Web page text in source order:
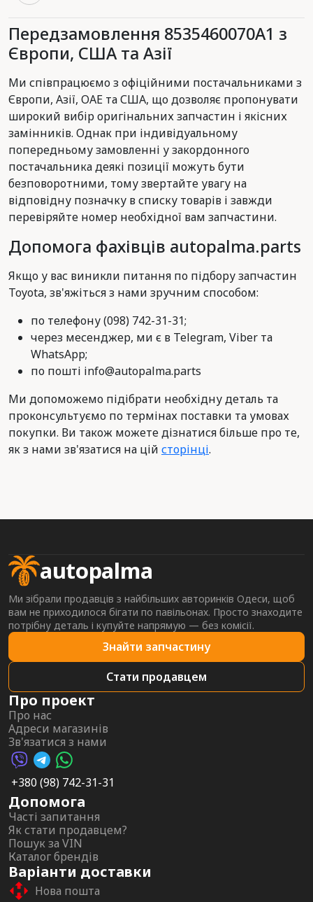
Передзамовлення 8535460070A1 з
Європи, США та Азії
Ми співпрацюємо з офіційними постачальниками з
Європи, Азії, ОАЕ та США, що дозволяє пропонувати
широкий вибір оригінальних запчастин і якісних
замінників. Однак при індивідуальному
попередньому замовленні у закордонного
постачальника деякі позиції можуть бути
безповоротними, тому звертайте увагу на
відповідну позначку в списку товарів і завжди
перевіряйте номер необхідної вам запчастини.
Допомога фахівців autopalma.parts
Якщо у вас виникли питання по підбору запчастин
Toyota, зв'яжіться з нами зручним способом:
по телефону (098) 742-31-31;
через месенджер, ми є в Telegram, Viber та
WhatsApp;
по пошті info@autopalma.parts
Ми допоможемо підібрати необхідну деталь та
проконсультуємо по термінах поставки та умовах
покупки. Ви також можете дізнатися більше про те,
як з нами зв'язатися на цій сторінці.
autopalma
Ми зібрали продавців з найбільших авторинків Одеси, щоб
вам не приходилося бігати по павільонах. Просто знаходите
потрібну деталь і купуйте напрямую — без комісії.
Знайти запчастину
Стати продавцем
Про проект
Про нас
Адреси магазинів
Зв'язатися з нами
Viber AutoPalma
Telegram AutoPalma
WhatsApp AutoPalma
+380 (98) 742-31-31
Допомога
Часті запитання
Як стати продавцем?
Пошук за VIN
Каталог брендів
Варіанти доставки
Нова пошта